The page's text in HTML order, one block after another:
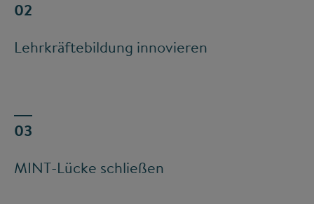
Lehrkräftebildung innovieren
MINT-Lücke schließen